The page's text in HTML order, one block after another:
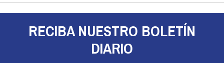
RECIBA NUESTRO BOLETÍN
DIARIO